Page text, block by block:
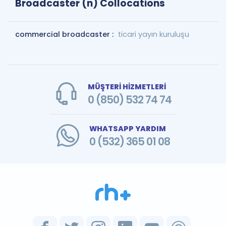
Broadcaster (n) Collocations
commercial broadcaster : ticari yayın kuruluşu
MÜŞTERİ HİZMETLERİ
0 (850) 532 74 74
WHATSAPP YARDIM
0 (532) 365 01 08